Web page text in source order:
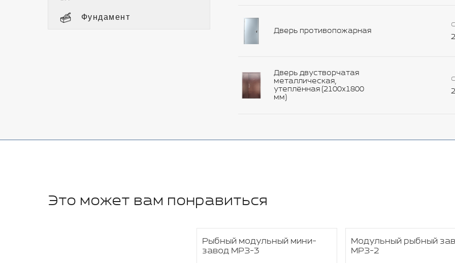
Фундамент
Дверь противопожарная
Дверь двустворчатая
металлическая,
утеплённая (2100х1800
мм)
Это может вам понравиться
Рыбный модульный мини-
завод МРЗ-3
Модульный рыбный
МРЗ-2